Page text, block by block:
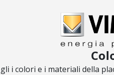
i colori e i materiali della